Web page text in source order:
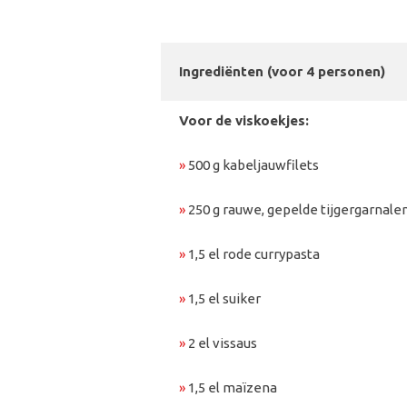
Ingrediënten (voor 4 personen)
Voor de viskoekjes:
» 500 g kabeljauwfilets
» 250 g rauwe, gepelde
» 1,5 el rode currypasta
» 1,5 el suiker
» 2 el vissaus
» 1,5 el maïzena